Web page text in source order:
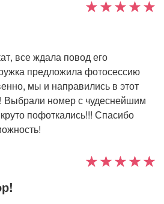
все ждала повод его
предложила фотосессию
мы и направились в этот
Выбрали номер с чудеснейшим
пофоткались!!! Спасибо